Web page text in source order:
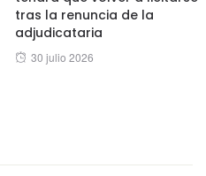
tras la renuncia de la
adjudicataria
Posted
30 julio 2026